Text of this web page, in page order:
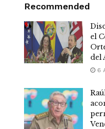
Recommended
el
del
6